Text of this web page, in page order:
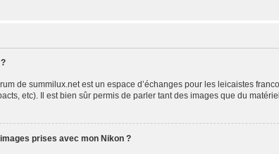
de summilux.net est un espace d’échanges pour les leicaistes
etc). Il est bien sûr permis de parler tant des images que du
prises avec mon Nikon ?